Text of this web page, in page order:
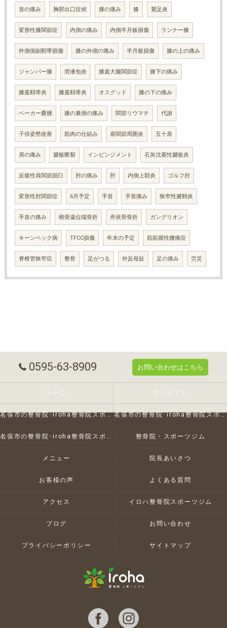
首の痛み 胸郭出口症候 膝の痛み 膝 鵞足炎
変形性膝関節症 内側の痛み 内側半月板損傷 ランナー膝
外側側副靭帯損傷 膝の外側の痛み 半月板損傷 膝の上の痛み
ジャンパー膝 滑液包炎 膝蓋大腿関節症 膝下の痛み
膝蓋靱帯炎 膝蓋靱帯炎 オスグッド 膝の下の痛み
ベーカー嚢腫 膝の裏側の痛み 関節リウマチ 代謝
子供姿勢改善 筋肉の仕組み 肩関節周囲炎 五十肩
肩の痛み 腱板断裂 インピンジメント 石灰沈着性腱板炎
反復性肩関節脱臼 肘の痛み 肘 内側上顆炎 ゴルフ肘
変形性肘関節症 6月予定 手首 手首痛み 狭窄性腱鞘炎
手首の痛み 橈骨遠位端骨折 舟状骨骨折 ガングリオン
キーンベック病 TFCC損傷 年末の予定 筋筋膜性腰痛症
脊椎管狭窄症 整骨 足がつる 外反母趾 足の痛み 労災
0595-63-8909 お問い合わせはこちら
ホーム コンセプト
名張市の整骨院･iroha整骨院スポーツジムの口コミ情報 名張市の整骨院･iroha整骨院スポーツジムの評判
名張市の整骨院･iroha整骨院スポーツジムのお客様の声 整骨院・スポーツジム
メニュー 院長あいさつ
お客様の声 よくある質問
アクセス イロハ整骨院スポーツジム
ブログ お問い合わせ
プライバシーポリシー サイトマップ